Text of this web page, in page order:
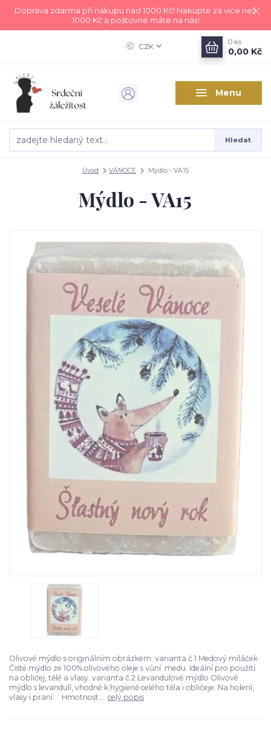
Doprava zdarma při nákupu nad 1000 Kč! Nakupte za více než
1000 Kč a poštovné máte na nás!
Menu
CZK
Hledat
0 ks
0,00 Kč
Úvod VÁNOCE Mýdlo - VA15
Mýdlo - VA15
Olivové mýdlo s originálním obrázkem. varianta č.1 Medový miláček
Čisté mýdlo ze 100% olivového oleje s vůní medu. Ideální pro použití
na obličej, tělé a vlasy. varianta č.2 Levandulové mýdlo Olivové
mýdlo s levandulí, vhodné k hygieně celého těla i obličeje. Na holení,
vlasy i praní. Hmotnost:... celý popis